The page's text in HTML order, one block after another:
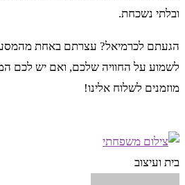
ובלתי נשכחת.
הגעתם לכרמיאל? עצרתם באחת
לשמוע על החוויה שלכם, ואם יש לכם
מוזמנים לשלוח אלינו!
בית ועיצוב